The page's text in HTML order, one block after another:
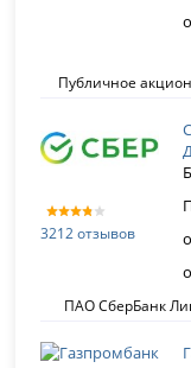
Публичное
3212 отзывов
ПАО СберБанк